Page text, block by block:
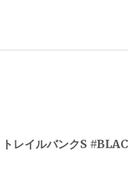
トレイルバンクS